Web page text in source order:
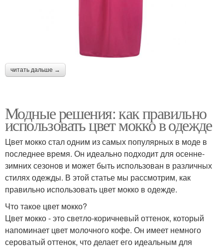
читать дальше →
Модные решения: как правильно
использовать цвет мокко в одежде
Цвет мокко стал одним из самых популярных в моде в
последнее время. Он идеально подходит для осенне-
зимних сезонов и может быть использован в различных
стилях одежды. В этой статье мы рассмотрим, как
правильно использовать цвет мокко в одежде.
Что такое цвет мокко?
Цвет мокко - это светло-коричневый оттенок, который
напоминает цвет молочного кофе. Он имеет немного
сероватый оттенок, что делает его идеальным для